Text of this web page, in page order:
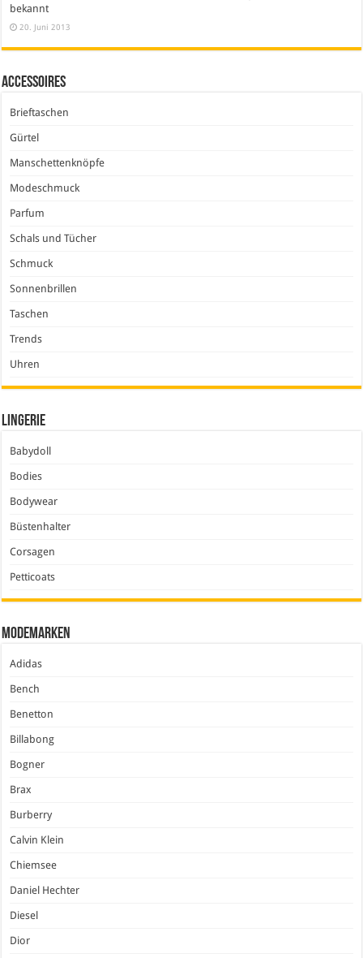
bekannt
20. Juni 2013
Accessoires
Brieftaschen
Gürtel
Manschettenknöpfe
Modeschmuck
Parfum
Schals und Tücher
Schmuck
Sonnenbrillen
Taschen
Trends
Uhren
Lingerie
Babydoll
Bodies
Bodywear
Büstenhalter
Corsagen
Petticoats
Modemarken
Adidas
Bench
Benetton
Billabong
Bogner
Brax
Burberry
Calvin Klein
Chiemsee
Daniel Hechter
Diesel
Dior